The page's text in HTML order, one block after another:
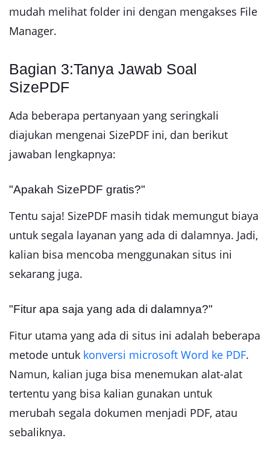
mudah melihat folder ini dengan mengakses File
Manager.
Bagian 3:Tanya Jawab Soal
SizePDF
Ada beberapa pertanyaan yang seringkali
diajukan mengenai SizePDF ini, dan berikut
jawaban lengkapnya:
"Apakah SizePDF gratis?"
Tentu saja! SizePDF masih tidak memungut biaya
untuk segala layanan yang ada di dalamnya. Jadi,
kalian bisa mencoba menggunakan situs ini
sekarang juga.
"Fitur apa saja yang ada di dalamnya?"
Fitur utama yang ada di situs ini adalah beberapa
metode untuk konversi microsoft Word ke PDF.
Namun, kalian juga bisa menemukan alat-alat
tertentu yang bisa kalian gunakan untuk
merubah segala dokumen menjadi PDF, atau
sebaliknya.